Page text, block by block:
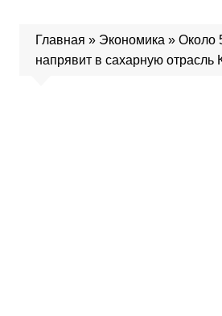
Главная » Экономика » Около
напрявит в сахарную отрасль